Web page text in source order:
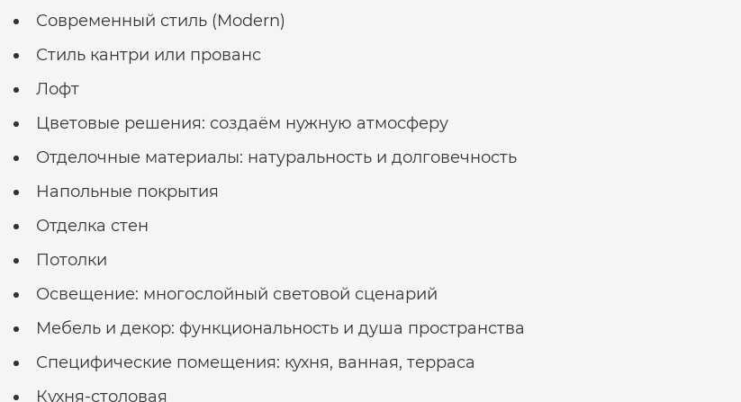
Современный стиль (Modern)
Стиль кантри или прованс
Лофт
Цветовые решения: создаём нужную атмосферу
Отделочные материалы: натуральность и долговечность
Напольные покрытия
Отделка стен
Потолки
Освещение: многослойный световой сценарий
Мебель и декор: функциональность и душа пространства
Специфические помещения: кухня, ванная, терраса
Кухня-столовая